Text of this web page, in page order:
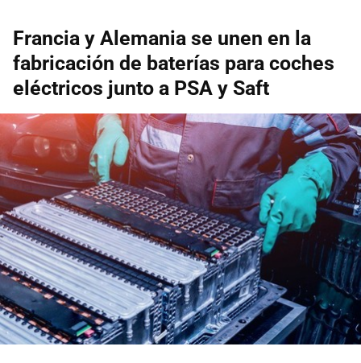
Francia y Alemania se unen en la
fabricación de baterías para coches
eléctricos junto a PSA y Saft